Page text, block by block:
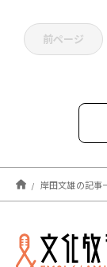
前ページ
岸田文雄の記事